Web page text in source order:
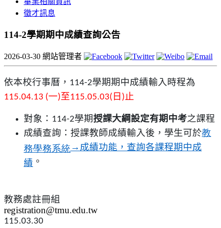
徵才訊息
114-2學期期中成績查詢公告
2026-03-30 網站管理者
依本校行事曆， 114-2學期期中成績輸入時程為
115.04.13 (一)至115.05.03( 日 ) 止
對象： 114-2學期授課大綱設定有期中考之課程
成績查詢：授課教師成績輸入後，學生可於教
務學務系統 → 成績功能，查詢各課程期中成
績 。
教務處註冊組
registration@tmu.edu.tw
115.03.30